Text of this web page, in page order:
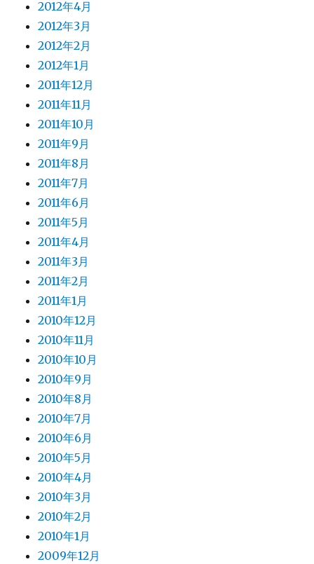
2012年4月
2012年3月
2012年2月
2012年1月
2011年12月
2011年11月
2011年10月
2011年9月
2011年8月
2011年7月
2011年6月
2011年5月
2011年4月
2011年3月
2011年2月
2011年1月
2010年12月
2010年11月
2010年10月
2010年9月
2010年8月
2010年7月
2010年6月
2010年5月
2010年4月
2010年3月
2010年2月
2010年1月
2009年12月